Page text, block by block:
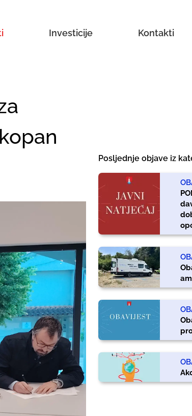
Investicije Kontakti
Posljednje objave iz